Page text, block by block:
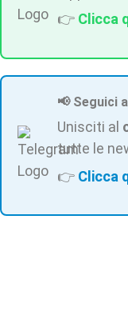
👉 Clicca
📢 Seguici
Unisciti al
tutte le
👉 Clicca